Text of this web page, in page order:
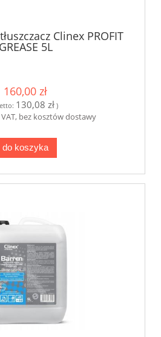
Clinex PROFIT
GREASE 5L
160,00 zł
130,08 zł)
bez kosztów dostawy
do koszyka